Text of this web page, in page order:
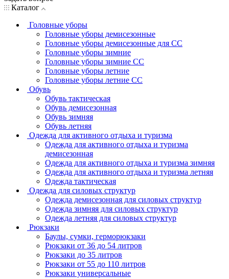
Каталог
Головные уборы
Головные уборы демисезонные
Головные уборы демисезонные для СС
Головные уборы зимние
Головные уборы зимние СС
Головные уборы летние
Головные уборы летние СС
Обувь
Обувь тактическая
Обувь демисезонная
Обувь зимняя
Обувь летняя
Одежда для активного отдыха и туризма
Одежда для активного отдыха и туризма
демисезонная
Одежда для активного отдыха и туризма зимняя
Одежда для активного отдыха и туризма летняя
Одежда тактическая
Одежда для силовых структур
Одежда демисезонная для силовых структур
Одежда зимняя для силовых структур
Одежда летняя для силовых структур
Рюкзаки
Баулы, сумки, герморюкзаки
Рюкзаки от 36 до 54 литров
Рюкзаки до 35 литров
Рюкзаки от 55 до 110 литров
Рюкзаки универсальные